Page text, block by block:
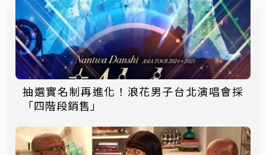
抽選實名制再進化！浪花男子台北演唱會採
「四階段銷售」